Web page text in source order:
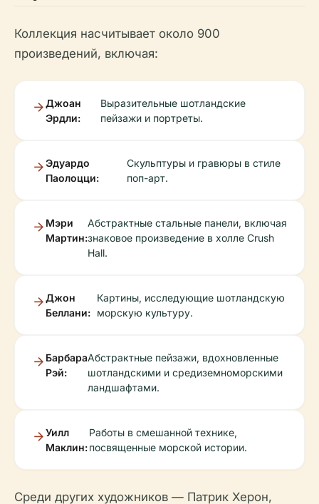
Коллекция насчитывает около 900
произведений, включая:
Джоан
Эрдли:
Выразительные шотландские
пейзажи и портреты.
Эдуардо
Паолоцци:
Скульптуры и гравюры в стиле
поп-арт.
Мэри
Мартин:
Абстрактные стальные панели, включая
знаковое произведение в холле Crush
Hall.
Джон
Беллани:
Картины, исследующие шотландскую
морскую культуру.
Барбара
Рэй:
Абстрактные пейзажи, вдохновленные
шотландскими и средиземноморскими
ландшафтами.
Уилл
Маклин:
Работы в смешанной технике,
посвященные морской истории.
Среди других художников — Патрик Херон,